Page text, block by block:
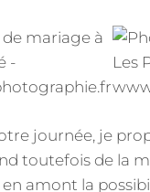
journée, je
toutefois de la
amont la